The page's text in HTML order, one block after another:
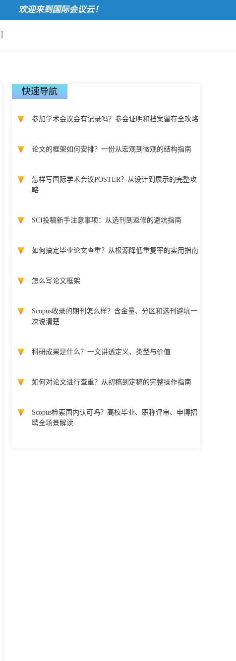
欢迎来到国际会议云！
快速导航
参加学术会议会有记录吗？参会证明和档案留存全攻略
论文的框架如何安排？一份从宏观到微观的结构指南
怎样写国际学术会议POSTER？从设计到展示的完整攻
略
SCI投稿新手注意事项：从选刊到返修的避坑指南
如何搞定毕业论文查重？从根源降低重复率的实用指南
怎么写论文框架
Scopus收录的期刊怎么样？含金量、分区和选刊避坑一
次说清楚
科研成果是什么？一文讲透定义、类型与价值
如何对论文进行查重？从初稿到定稿的完整操作指南
Scopus检索国内认可吗？高校毕业、职称评审、申博招
聘全场景解读